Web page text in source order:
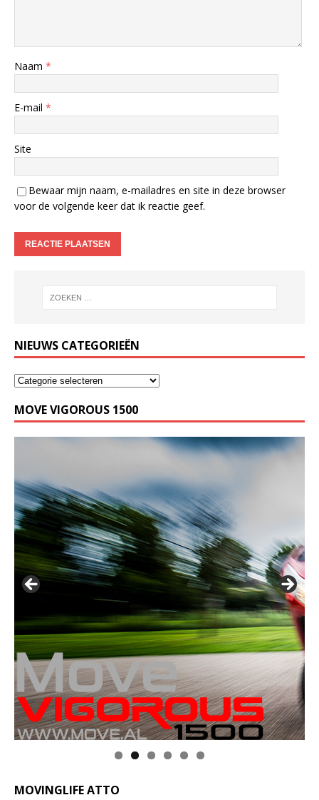
Naam *
E-mail *
Site
Bewaar mijn naam, e-mailadres en site in deze browser
voor de volgende keer dat ik reactie geef.
NIEUWS CATEGORIEËN
MOVE VIGOROUS 1500
MOVINGLIFE ATTO